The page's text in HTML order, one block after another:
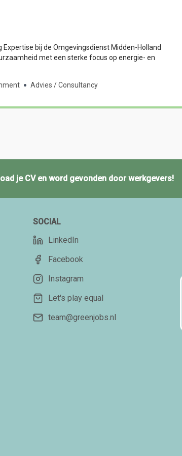
bij de Omgevingsdienst Midden-Holland
met een sterke focus op energie- en
Advies / Consultancy
je CV en word gevonden door werkgevers!
SOCIAL
LinkedIn
Facebook
Instagram
Let's play equal
team@greenjobs.nl